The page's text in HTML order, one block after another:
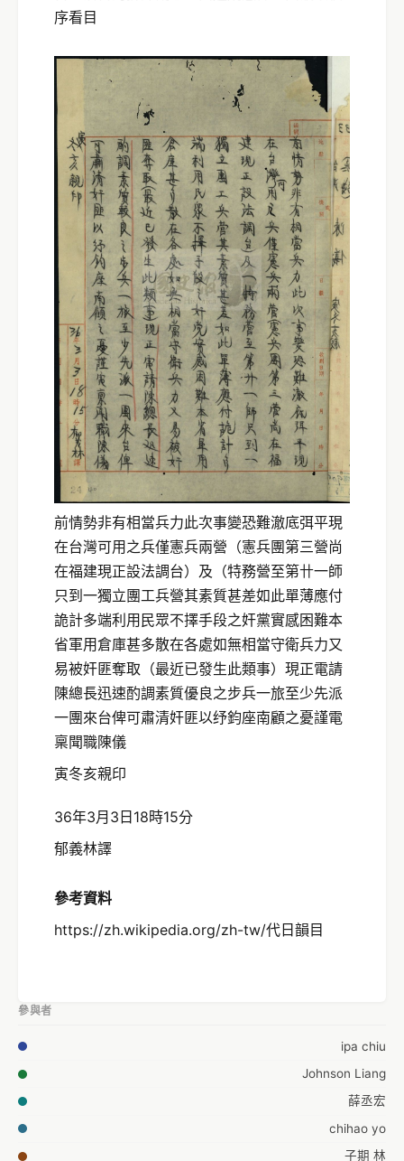
序看目
前情勢非有相當兵力此次事變恐難澈底弭平現
在台灣可用之兵僅憲兵兩營（憲兵團第三營尚
在福建現正設法調台）及（特務營至第卄一師
只到一獨立團工兵營其素質甚差如此單薄應付
詭計多端利用民眾不擇手段之奸黨實感困難本
省軍用倉庫甚多散在各處如無相當守衛兵力又
易被奸匪奪取（最近已發生此類事）現正電請
陳總長迅速酌調素質優良之步兵一旅至少先派
一團來台俾可肅清奸匪以纾鈞座南顧之憂謹電
稟聞職陳儀
寅冬亥親印
36年3月3日18時15分
郁義林譯
參考資料
https://zh.wikipedia.org/zh-tw/代日韻目
參與者
ipa chiu
Johnson Liang
薛丞宏
chihao yo
子期 林